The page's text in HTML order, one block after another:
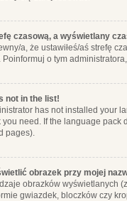
czasową, a wyświetlany
a, że ustawiłeś/aś strefę
Poinformuj o tym
not in the list!
has not installed your
you need. If the language pack
pages).
obrazek przy mojej
obrazków wyświetlanych
gwiazdek, bloczków czy